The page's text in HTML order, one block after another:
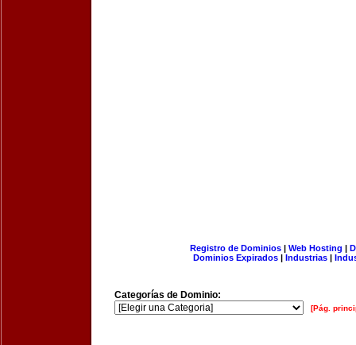
Registro de Dominios| Web Hosting |
Dominios Expirados | Industrias |
Categorías de Dominio:
[Pág.